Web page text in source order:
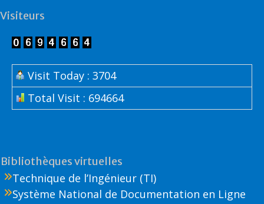
Visiteurs
Visit Today : 3704
Total Visit : 694664
Bibliothèques virtuelles
Technique de l’Ingénieur (TI)
Système National de Documentation en Ligne